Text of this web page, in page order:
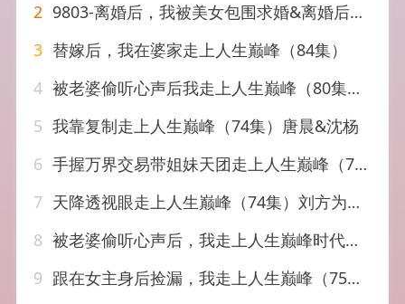
2 9803-离婚后，我被美女包围求婚&离婚后，走上人生巅峰（100集）岳雨婷
3 替嫁后，我在婆家走上人生巅峰（84集）
4 被老婆偷听心声后我走上人生巅峰（80集）赵海豫宁&刘彦希
5 我靠复制走上人生巅峰（74集）唐晨&沈杨
6 手握万界交易带姐妹天团走上人生巅峰（70集）何雨洋&贺灵榣
7 天降透视眼走上人生巅峰（74集）刘方为&尹喜善&田家川&圆月
8 被老婆偷听心声后，我走上人生巅峰时代（80集）陈洁蕾&李梓
9 跟在女主身后捡漏，我走上人生巅峰（75集）孙樾＆董玥妤